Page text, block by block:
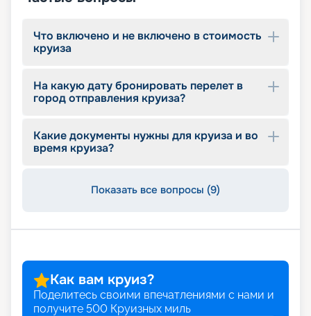
Что включено и не включено в стоимость
круиза
На какую дату бронировать перелет в
город отправления круиза?
Какие документы нужны для круиза и во
время круиза?
Показать все вопросы (9)
Как вам круиз?
Поделитесь своими впечатлениями с нами и
получите 500 Круизных миль